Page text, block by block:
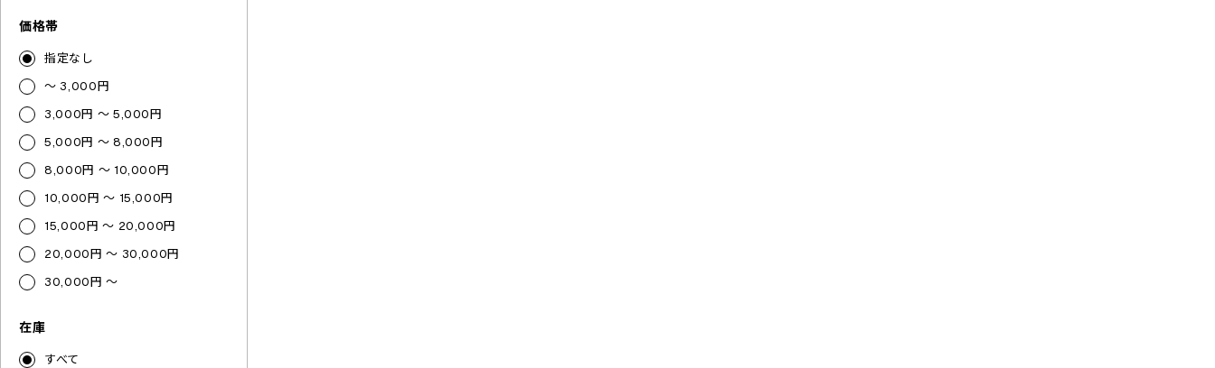
価格帯
指定なし
～ 3,000円
3,000円 ～ 5,000円
5,000円 ～ 8,000円
8,000円 ～ 10,000円
10,000円 ～ 15,000円
15,000円 ～ 20,000円
20,000円 ～ 30,000円
30,000円 ～
在庫
すべて